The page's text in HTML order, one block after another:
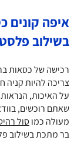
בשילוב
רכישה של כסאות
צריכה להיות
על האיכות,
שאתם רוכשים,
מעולה כמוסול
בר מתכת בשילוב